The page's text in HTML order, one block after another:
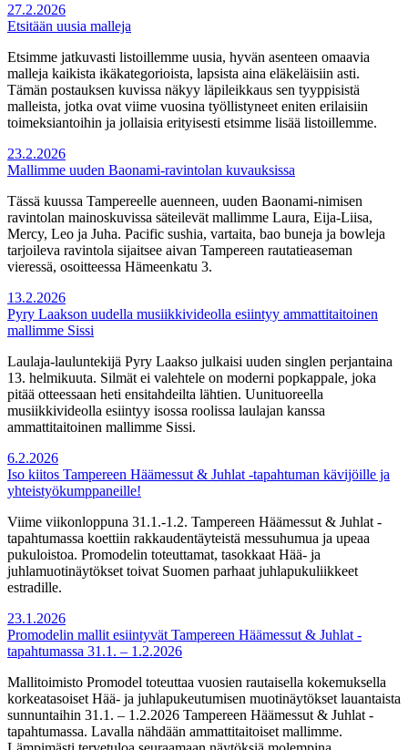
27.2.2026
Etsitään uusia malleja
Etsimme jatkuvasti listoillemme uusia, hyvän asenteen omaavia
malleja kaikista ikäkategorioista, lapsista aina eläkeläisiin asti.
Tämän postauksen kuvissa näkyy läpileikkaus sen tyyppisistä
malleista, jotka ovat viime vuosina työllistyneet eniten erilaisiin
toimeksiantoihin ja jollaisia erityisesti etsimme lisää listoillemme.
23.2.2026
Mallimme uuden Baonami-ravintolan kuvauksissa
Tässä kuussa Tampereelle auenneen, uuden Baonami-nimisen
ravintolan mainoskuvissa säteilevät mallimme Laura, Eija-Liisa,
Mercy, Leo ja Juha. Pacific sushia, vartaita, bao buneja ja bowleja
tarjoileva ravintola sijaitsee aivan Tampereen rautatieaseman
vieressä, osoitteessa Hämeenkatu 3.
13.2.2026
Pyry Laakson uudella musiikkivideolla esiintyy ammattitaitoinen
mallimme Sissi
Laulaja-lauluntekijä Pyry Laakso julkaisi uuden singlen perjantaina
13. helmikuuta. Silmät ei valehtele on moderni popkappale, joka
pitää otteessaan heti ensitahdeilta lähtien. Uunituoreella
musiikkivideolla esiintyy isossa roolissa laulajan kanssa
ammattitaitoinen mallimme Sissi.
6.2.2026
Iso kiitos Tampereen Häämessut & Juhlat -tapahtuman kävijöille ja
yhteistyökumppaneille!
Viime viikonloppuna 31.1.-1.2. Tampereen Häämessut & Juhlat -
tapahtumassa koettiin rakkaudentäyteistä messuhumua ja upeaa
pukuloistoa. Promodelin toteuttamat, tasokkaat Hää- ja
juhlamuotinäytökset toivat Suomen parhaat juhlapukuliikkeet
estradille.
23.1.2026
Promodelin mallit esiintyvät Tampereen Häämessut & Juhlat -
tapahtumassa 31.1. – 1.2.2026
Mallitoimisto Promodel toteuttaa vuosien rautaisella kokemuksella
korkeatasoiset Hää- ja juhlapukeutumisen muotinäytökset lauantaista
sunnuntaihin 31.1. – 1.2.2026 Tampereen Häämessut & Juhlat -
tapahtumassa. Lavalla nähdään ammattitaitoiset mallimme.